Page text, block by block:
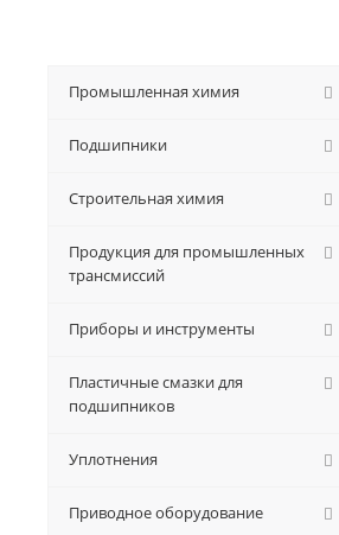
Промышленная химия
Подшипники
Строительная химия
Продукция для промышленных
трансмиссий
Приборы и инструменты
Пластичные смазки для
подшипников
Уплотнения
Приводное оборудование